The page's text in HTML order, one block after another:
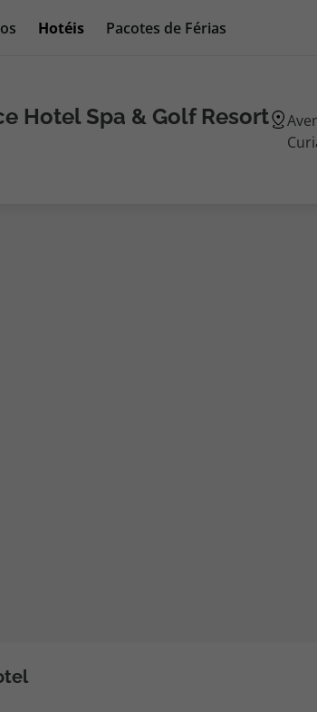
Hotéis
Pacotes de Férias
® Paris
Hotel Spa & Golf Resort